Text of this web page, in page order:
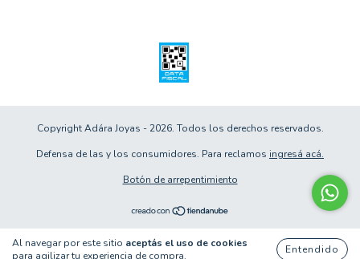
Al navegar por este sitio aceptás el uso de cookies
para agilizar tu experiencia de compra.
Entendido
Copyright Adára Joyas - 2026. Todos los derechos reservados.
Defensa de las y los consumidores. Para reclamos ingresá acá.
Botón de arrepentimiento